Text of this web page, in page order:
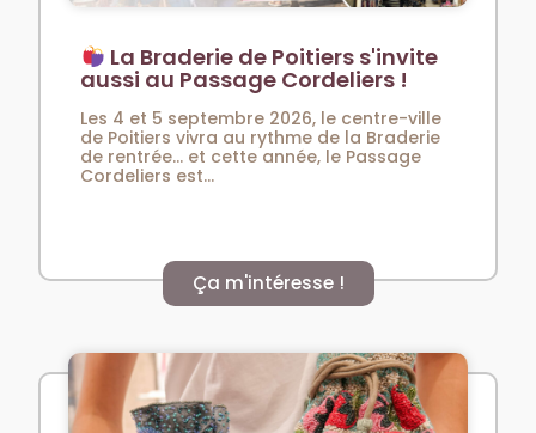
La Braderie de Poitiers s'invite
aussi au Passage Cordeliers !
Les 4 et 5 septembre 2026, le centre-ville
de Poitiers vivra au rythme de la Braderie
de rentrée… et cette année, le Passage
Cordeliers est...
Ça m'intéresse !